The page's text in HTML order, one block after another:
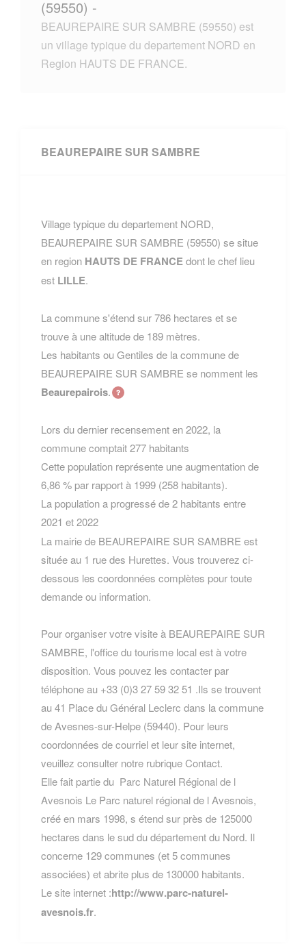
(59550) -
BEAUREPAIRE SUR SAMBRE (59550) est
un village typique du departement NORD en
Region HAUTS DE FRANCE.
BEAUREPAIRE SUR SAMBRE
Village typique du departement NORD,
BEAUREPAIRE SUR SAMBRE (59550) se situe
en region HAUTS DE FRANCEdont le chef lieu
est LILLE.
La commune s'étend sur 786 hectares et se
trouve à une altitude de 189 mètres.
Les habitants ou Gentiles de la commune de
BEAUREPAIRE SUR SAMBRE se nomment les
Beaurepairois.
Lors du dernier recensement en 2022, la
commune comptait 277 habitants
Cette population représente une augmentation de
6,86 % par rapport à 1999 (258 habitants).
La population a progressé de 2 habitants entre
2021 et 2022
La mairie de BEAUREPAIRE SUR SAMBRE est
située au 1 rue des Hurettes. Vous trouverez ci-
dessous les coordonnées complètes pour toute
demande ou information.
Pour organiser votre visite à BEAUREPAIRE SUR
SAMBRE, l'office du tourisme local est à votre
disposition. Vous pouvez les contacter par
téléphone au +33 (0)3 27 59 32 51 .Ils se trouvent
au 41 Place du Général Leclerc dans la commune
de Avesnes-sur-Helpe (59440). Pour leurs
coordonnées de courriel et leur site internet,
veuillez consulter notre rubrique Contact.
Elle fait partie du Parc Naturel Régional de l
Avesnois Le Parc naturel régional de l Avesnois,
créé en mars 1998, s étend sur près de 125000
hectares dans le sud du département du Nord. Il
concerne 129 communes (et 5 communes
associées) et abrite plus de 130000 habitants.
Le site internet :http://www.parc-naturel-
avesnois.fr.